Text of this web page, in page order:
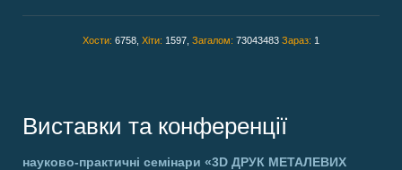
Хости: 6758, Хіти: 1597, Загалом: 73043483 Зараз: 1
Виставки та конференції
науково-практичні семінари «3D ДРУК МЕТАЛЕВИХ